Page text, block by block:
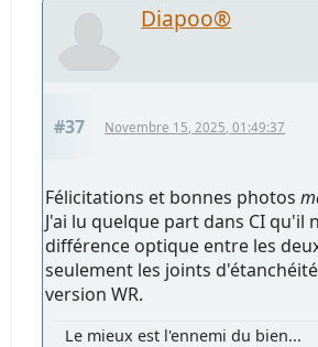
Diapoo®
#37 Novembre 15, 2025, 01:49:37
Félicitations et bonnes photos
J'ai lu quelque part dans CI qu'il
différence optique entre les
seulement les joints
version WR.
Le mieux est l'ennemi du bien...